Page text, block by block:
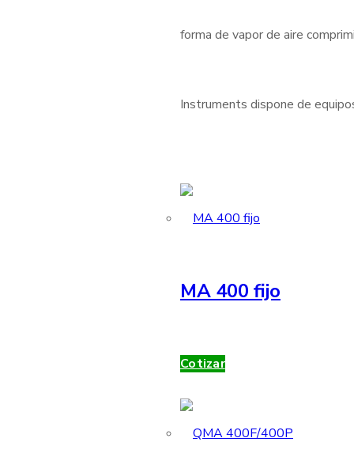
forma de vapor de aire
Instruments dispone de
MA 400 fijo
Cotizar